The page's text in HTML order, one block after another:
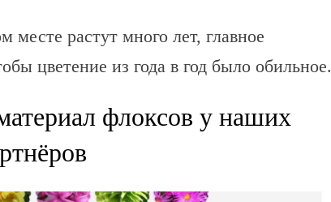
месте растут много лет, главное
цветение из года в год было обильное.
флоксов у наших